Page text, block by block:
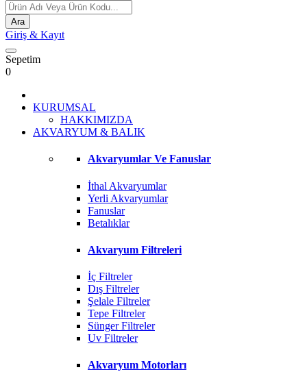
Ara
Giriş & Kayıt
Sepetim
0
KURUMSAL
HAKKIMIZDA
AKVARYUM & BALIK
Akvaryumlar Ve Fanuslar
İthal Akvaryumlar
Yerli Akvaryumlar
Fanuslar
Betalıklar
Akvaryum Filtreleri
İç Filtreler
Dış Filtreler
Şelale Filtreler
Tepe Filtreler
Sünger Filtreler
Uv Filtreler
Akvaryum Motorları